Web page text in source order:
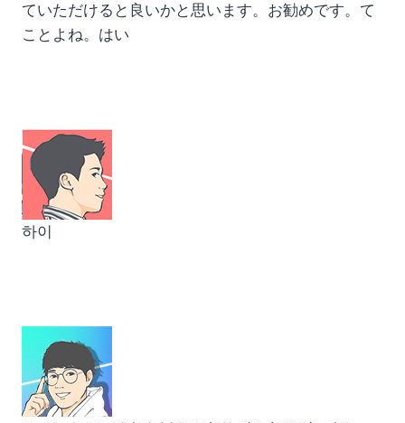
ていただけると良いかと思います。お勧めです。て
ことよね。はい
하이